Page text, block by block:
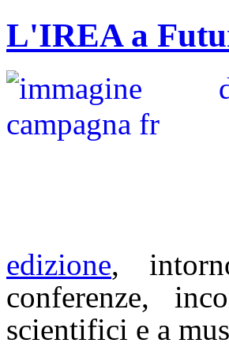
L'IREA a
edizione,
conferenze,
scientifici e a